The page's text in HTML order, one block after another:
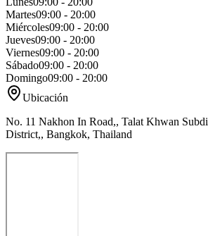
Martes09:00 - 20:00
Miércoles09:00 - 20:00
Jueves09:00 - 20:00
Viernes09:00 - 20:00
Sábado09:00 - 20:00
Domingo09:00 - 20:00
Ubicación
No. 11 Nakhon In Road,, Talat Khwan
District,, Bangkok, Thailand